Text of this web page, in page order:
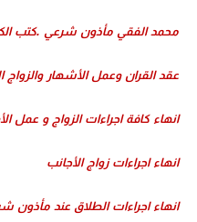
محمد الفقي مأذون شرعي .كتب
عقد القران وعمل الأشهار والزواج
انهاء كافة اجراءات الزواج و عمل
انهاء اجراءات زواج الأجانب
انهاء اجراءات الطلاق عند مأذون